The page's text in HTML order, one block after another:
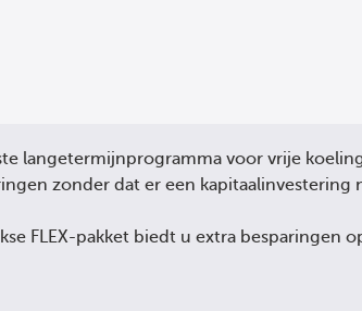
langetermijnprogramma voor vrije
zonder dat er een kapitaalinvestering
FLEX-pakket biedt u extra besparingen